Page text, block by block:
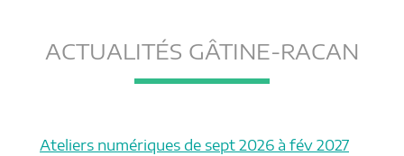
b
t
l
g
ACTUALITÉS GÂTINE-RACAN
Ateliers numériques de sept 2026 à fév 2027